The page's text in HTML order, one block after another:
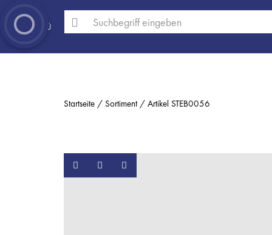
MENÜ
Startseite Sortiment Artikel STEB0056